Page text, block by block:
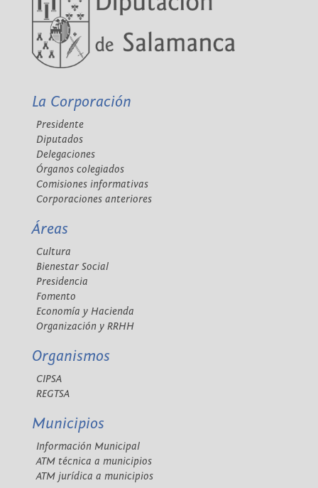
La Corporación
Presidente
Diputados
Delegaciones
Órganos colegiados
Comisiones informativas
Corporaciones anteriores
Áreas
Cultura
Bienestar Social
Presidencia
Fomento
Economía y Hacienda
Organización y RRHH
Organismos
CIPSA
REGTSA
Municipios
Información Municipal
ATM técnica a municipios
ATM jurídica a municipios